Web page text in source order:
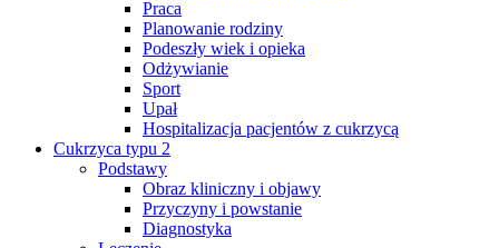
Praca
Planowanie rodziny
Podeszły wiek i opieka
Odżywianie
Sport
Upał
Hospitalizacja pacjentów z cukrzycą
Cukrzyca typu 2
Podstawy
Obraz kliniczny i objawy
Przyczyny i powstanie
Diagnostyka